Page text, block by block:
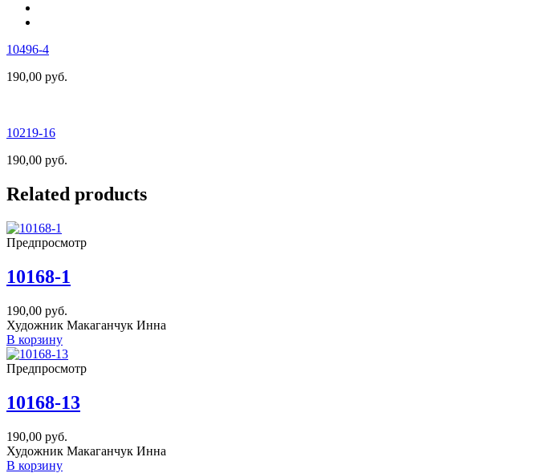
10496-4
190,00 руб.
10219-16
190,00 руб.
Related products
Предпросмотр
10168-1
190,00 руб.
Художник Макаганчук Инна
В корзину
Предпросмотр
10168-13
190,00 руб.
Художник Макаганчук Инна
В корзину